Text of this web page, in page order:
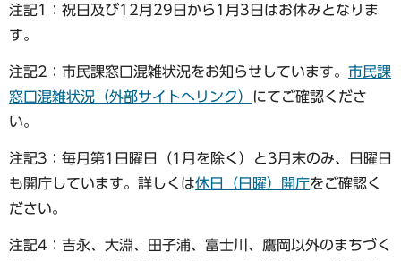
注記1：祝日及び12月29日から1月3日はお休みとなりま
す。
注記2：市民課窓口混雑状況をお知らせしています。 市民課
窓口混雑状況（外部サイトへリンク）
にてご確認くださ
い。
注記3：毎月第1日曜日（1月を除く）と3月末のみ、日曜日
も開庁しています。詳しくは休日（日曜）開庁をご確認く
ださい。
注記4：吉永、大淵、田子浦、富士川、鷹岡以外のまちづく